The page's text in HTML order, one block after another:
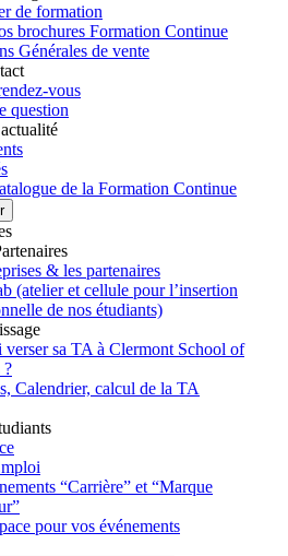
de formation
brochures Formation Continue
Générales de vente
vous
question
de la Formation Continue
& les partenaires
(atelier et cellule pour l’insertion
de nos étudiants)
verser sa TA à Clermont School of
?
Calendrier, calcul de la TA
“Carrière” et “Marque
pour vos événements